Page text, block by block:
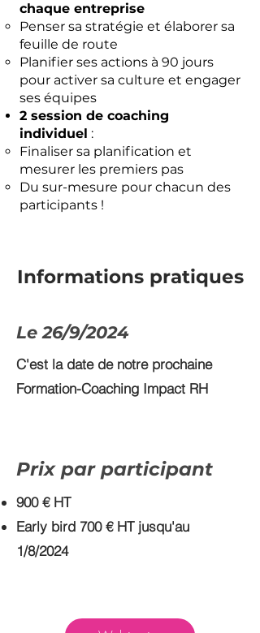
chaque entreprise
Penser sa stratégie et élaborer sa
feuille de route
Planifier ses actions à 90 jours
pour activer sa culture et engager
ses équipes
2 session de coaching
individuel :
Finaliser sa planification et
mesurer les premiers pas
Du sur-mesure pour chacun des
participants !
Informations pratiques
Le 26/9/2024
C'est la date de notre prochaine
Formation-Coaching Impact RH
Prix par participant
900 € HT
Early bird 700 € HT jusqu'au
1/8/2024